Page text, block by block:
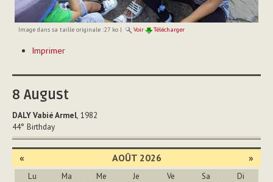
Image dans sa taille originale :27 ko| Voir Télécharger
sur
document
Imprimer
8 August
DALY Vabié Armel, 1982
44° Birthday
« AOÛT 2026 »
Lu Ma Me Je Ve Sa Di